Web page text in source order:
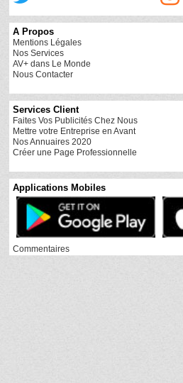
A Propos
Mentions Légales
Nos Services
AV+ dans Le Monde
Nous Contacter
Services Client
Faites Vos Publicités Chez Nous
Mettre votre Entreprise en Avant
Nos Annuaires 2020
Créer une Page Professionnelle
Applications Mobiles
Commentaires